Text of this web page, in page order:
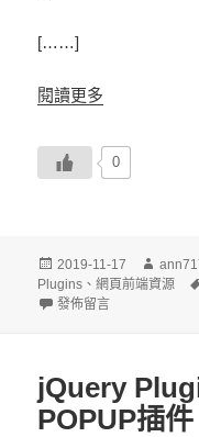
[……]
閱讀更多
0
發
佈
日
2019-11-17
作
者
Plugins 、網頁前端資源
在〈jQuery TWzipcode
發佈留言
jQuery
POPUP插